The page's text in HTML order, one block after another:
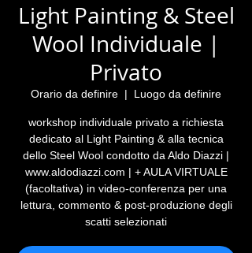
Light Painting & Steel
Wool Individuale |
Privato
Orario da definire
  |
Luogo da definire
workshop individuale privato a richiesta
dedicato al Light Painting & alla tecnica
dello Steel Wool condotto da Aldo Diazzi |
www.aldodiazzi.com | + AULA VIRTUALE
(facoltativa) in video-conferenza per una
lettura, commento & post-produzione degli
scatti selezionati